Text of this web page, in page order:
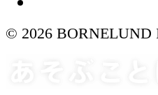
© 2026 BORNELUND